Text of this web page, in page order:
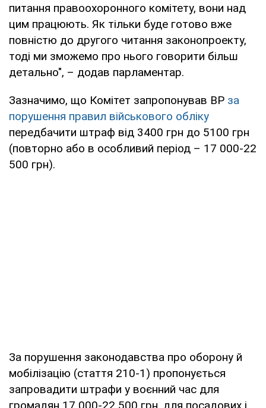
питання правоохоронного комітету, вони над
цим працюють. Як тільки буде готово вже
повністю до другого читання законопроекту,
тоді ми зможемо про нього говорити більш
детально", – додав парламентар.
Зазначимо, що Комітет запропонував ВР за
порушення правил військового обліку
передбачити штраф від 3400 грн до 5100 грн
(повторно або в особливий період – 17 000-22
500 грн).
За порушення законодавства про оборону й
мобілізацію (стаття 210-1) пропонується
запровадити штрафи у воєнний час для
громадян 17 000-22 500 грн, для посадових і